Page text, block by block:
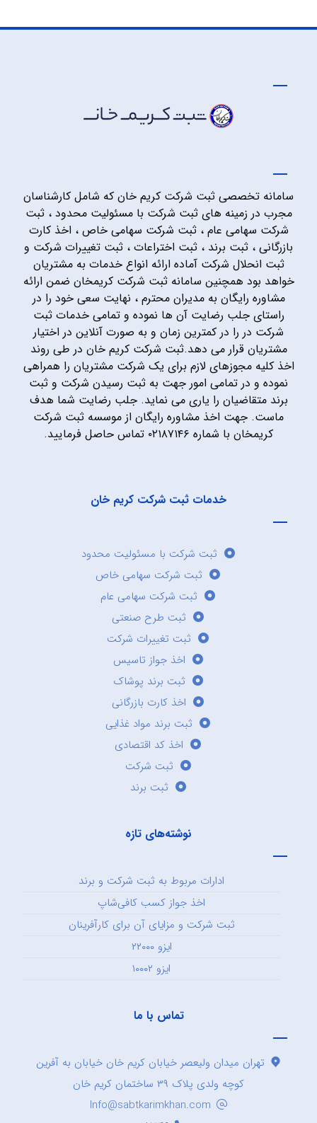
سامانه تخصصی ثبت شرکت کریم خان که شامل کارشناسان
مجرب در زمینه های ثبت شرکت با مسئولیت محدود ، ثبت
شرکت سهامی عام ، ثبت شرکت سهامی خاص ، اخذ کارت
بازرگانی ، ثبت برند ، ثبت اختراعات ، ثبت تغییرات شرکت و
ثبت انحلال شرکت آماده ارائه انواع خدمات به مشتریان
خواهد بود همچنین سامانه ثبت شرکت کریمخان ضمن ارائه
مشاوره رایگان به مدیران محترم ، نهایت سعی خود را در
راستای جلب رضایت آن ها نموده و تمامی خدمات ثبت
شرکت در را در کمترین زمان و به صورت آنلاین در اختیار
مشتریان قرار می دهد.ثبت شرکت کریم خان در طی روند
اخذ کلیه مجوزهای لازم برای یک شرکت مشتریان را همراهی
نموده و در تمامی امور جهت به ثبت رسیدن شرکت و ثبت
برند متقاضیان را یاری می نماید. جلب رضایت شما هدف
ماست. جهت اخذ مشاوره رایگان از موسسه ثبت شرکت
کریمخان با شماره ۰۲۱۸۷۱۴۶ تماس حاصل فرمایید.
خدمات ثبت شرکت کریم خان
ثبت شرکت با مسئولیت محدود
ثبت شرکت سهامی خاص
ثبت شرکت سهامی عام
ثبت طرح صنعتی
ثبت تغییرات شرکت
اخذ جواز تاسیس
ثبت برند پوشاک
اخذ کارت بازرگانی
ثبت برند مواد غذایی
اخذ کد اقتصادی
ثبت شرکت
ثبت برند
نوشته‌های تازه
ادارات مربوط به ثبت شرکت و برند
اخذ جواز کسب کافی‌شاپ
ثبت شرکت و مزایای آن برای کارآفرینان
ایزو ۲۲۰۰۰
ایزو ۱۰۰۰۲
تماس با ما
تهران میدان ولیعصر خیابان کریم خان خیابان به آفرین
کوچه ولدی پلاک ۳۹ ساختمان کریم خان
Info@sabtkarimkhan.com